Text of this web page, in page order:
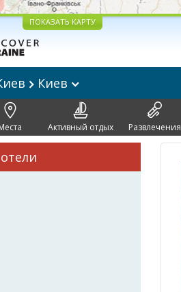
ПОКАЗАТЬ КАРТУ
Киев
Активный отдых Развлечения